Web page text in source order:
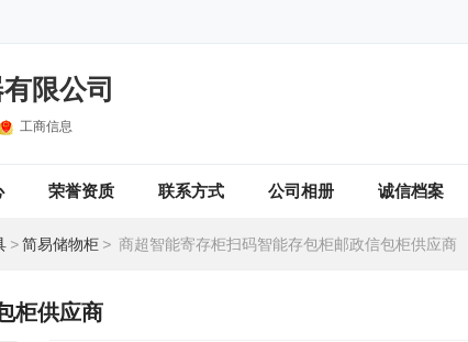
限公司
工商信息
荣誉资质 联系方式 公司相册 诚信档案
>简易储物柜 > 商超智能寄存柜扫码智能存包柜邮政信包柜供应商
柜供应商